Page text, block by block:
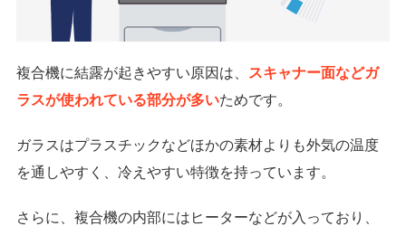
複合機に結露が起きやすい原因は、
スキャナー面などガ
ラスが使われている部分が多いためです。
ガラスはプラスチックなどほかの素材よりも外気の温度
を通しやすく、冷えやすい特徴を持っています。
さらに、複合機の内部にはヒーターなどが入っており、